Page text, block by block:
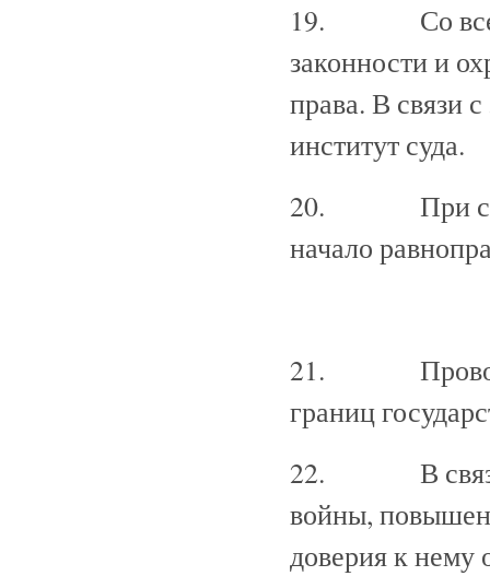
19. Со всей
законности и
права. В связи
институт суда.
20. При
начало
21.
границ
22. В связи с
войны,
доверия к нему